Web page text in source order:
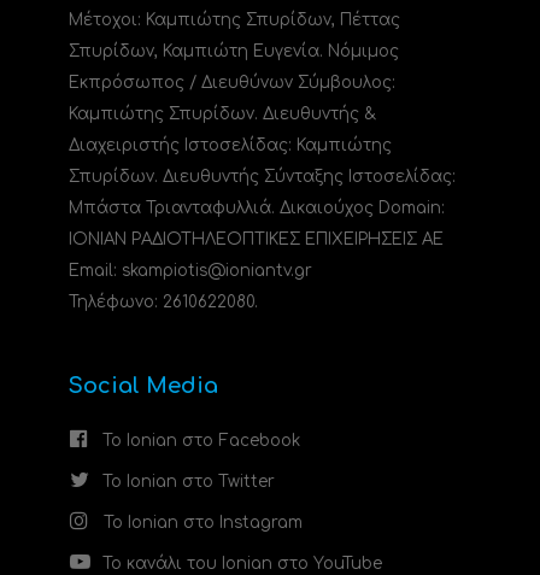
Μέτοχοι: Καμπιώτης Σπυρίδων, Πέττας
Σπυρίδων, Καμπιώτη Ευγενία. Νόμιμος
Εκπρόσωπος / Διευθύνων Σύμβουλος:
Καμπιώτης Σπυρίδων. Διευθυντής &
Διαχειριστής Ιστοσελίδας: Καμπιώτης
Σπυρίδων. Διευθυντής Σύνταξης Ιστοσελίδας:
Μπάστα Τριανταφυλλιά. Δικαιούχος Domain:
ΙΟΝΙΑΝ ΡΑΔΙΟΤΗΛΕΟΠΤΙΚΕΣ ΕΠΙΧΕΙΡΗΣΕΙΣ ΑΕ
Email: skampiotis@ioniantv.gr
Τηλέφωνο: 2610622080.
Social Media
Το Ionian στο Facebook
Το Ionian στο Twitter
Το Ionian στο Instagram
Το κανάλι του Ionian στο YouTube